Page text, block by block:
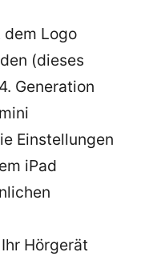
dem Logo
(dieses
Generation
Einstellungen
iPad
Hörgerät